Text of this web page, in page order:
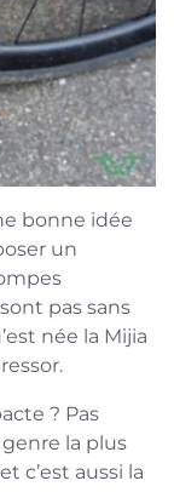
bonne idée
un
pas sans
née la Mijia
? Pas
la plus
c’est aussi la